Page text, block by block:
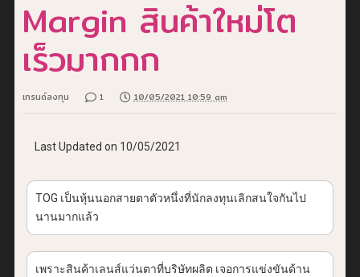
Margin สินค้าใหม่โต
เร็วมากกก
เทรนด์ลงทุน 1 10/05/2021 10:59 am
Last Updated on 10/05/2021
TOG เป็นหุ้นนอกสายตาตัวหนึ่งที่นักลงทุนเลิกสนใจกันไป
นานมากแล้ว
เพราะสินค้าเลนส์แว่นตาที่บริษัทผลิต เจอการแข่งขันด้าน